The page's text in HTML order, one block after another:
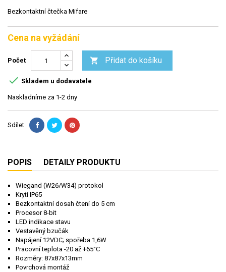
Bezkontaktní čtečka Mifare
Cena na vyžádání
Počet  Přidat do košíku
 Skladem u dodavatele
Naskladníme za 1-2 dny
Sdílet
POPIS DETAILY PRODUKTU
Wiegand (W26/W34) protokol
Krytí IP65
Bezkontaktní dosah čtení do 5 cm
Procesor 8-bit
LED indikace stavu
Vestavěný bzučák
Napájení 12VDC; spořeba 1,6W
Pracovní teplota -20 až +65°C
Rozměry: 87x87x13mm
Povrchová montáž